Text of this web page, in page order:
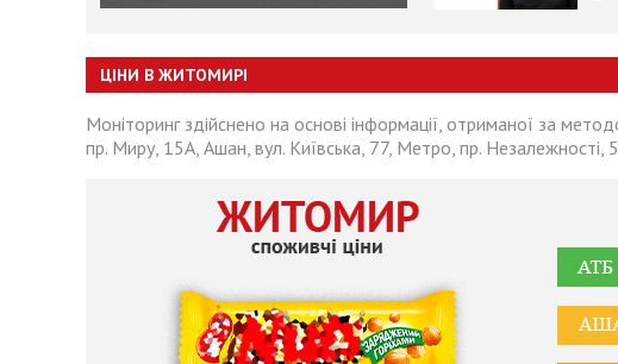
ЦІНИ В ЖИТОМИРІ
Моніторинг здійснено на основі інформації, отриманої за
пр. Миру, 15А, Ашан, вул. Київська, 77, Метро, пр. Незалежності,